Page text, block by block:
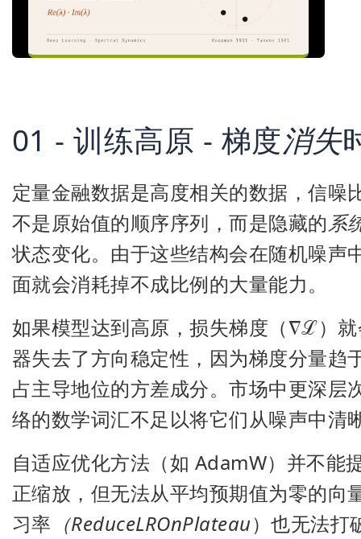
01 - 训练高原 - 梯度消失
定量金融数据是高度相关的数据，信
不是原始值的顺序序列，而是隐藏的系
状态变化。由于这些结构会在随机噪声
面就会消耗掉不成比例的大量能力。
如果模型达到高原，损失梯度（∇ℒ）
器失去了方向稳定性，因为梯度分量趋
占主导地位的方差成分。市场中更深层
络的数学词汇不足以将它们从噪声中清
自适应优化方法（如 AdamW）并不能
正缩放，但无法从平均预期值为零的向
习率 （ReduceLROnPlateau）也无法打